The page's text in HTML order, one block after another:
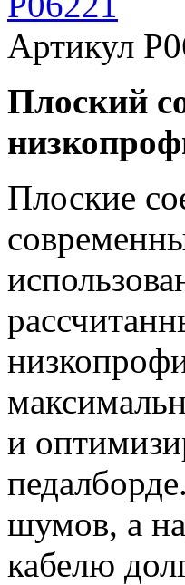
Артикул
Плоский
Плоские
и
шумов, а
кабелю